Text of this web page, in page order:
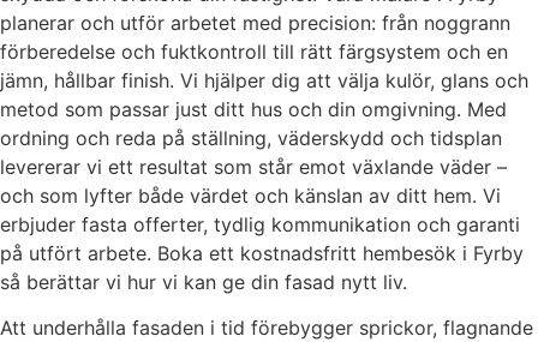
planerar och utför arbetet med precision: från noggrann
förberedelse och fuktkontroll till rätt färgsystem och en
jämn, hållbar finish. Vi hjälper dig att välja kulör, glans och
metod som passar just ditt hus och din omgivning. Med
ordning och reda på ställning, väderskydd och tidsplan
levererar vi ett resultat som står emot växlande väder –
och som lyfter både värdet och känslan av ditt hem. Vi
erbjuder fasta offerter, tydlig kommunikation och garanti
på utfört arbete. Boka ett kostnadsfritt hembesök i Fyrby
så berättar vi hur vi kan ge din fasad nytt liv.
Att underhålla fasaden i tid förebygger sprickor, flagnande